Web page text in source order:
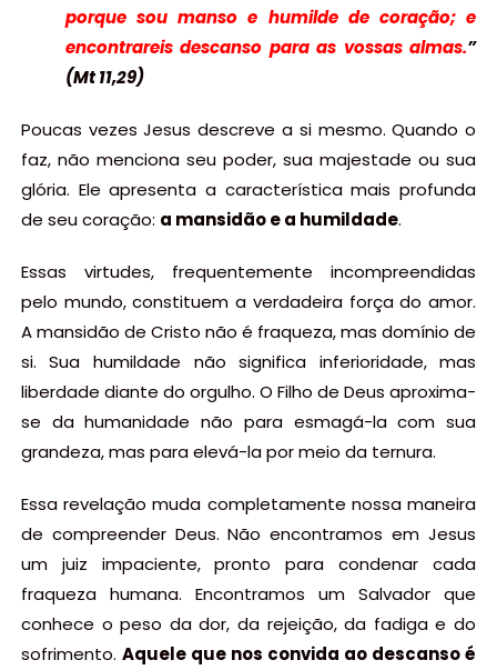
porque sou manso e humilde de coração; e
encontrareis descanso para as vossas almas.”
(Mt 11,29)
Poucas vezes Jesus descreve a si mesmo. Quando o
faz, não menciona seu poder, sua majestade ou sua
glória. Ele apresenta a característica mais profunda
de seu coração: a mansidão e a humildade.
Essas virtudes, frequentemente incompreendidas
pelo mundo, constituem a verdadeira força do amor.
A mansidão de Cristo não é fraqueza, mas domínio de
si. Sua humildade não significa inferioridade, mas
liberdade diante do orgulho. O Filho de Deus aproxima-
se da humanidade não para esmagá-la com sua
grandeza, mas para elevá-la por meio da ternura.
Essa revelação muda completamente nossa maneira
de compreender Deus. Não encontramos em Jesus
um juiz impaciente, pronto para condenar cada
fraqueza humana. Encontramos um Salvador que
conhece o peso da dor, da rejeição, da fadiga e do
sofrimento. Aquele que nos convida ao descanso é